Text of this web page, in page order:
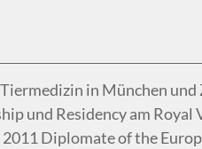
in München
und Residency am
Diplomate of the